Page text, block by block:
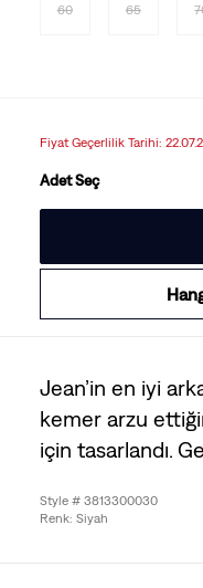
60 65
Fiyat Geçerlilik Tarihi:
Adet Seç
Jean’in en iyi
kemer arzu
için tasarlandı.
Style # 3813300030
Renk: Siyah